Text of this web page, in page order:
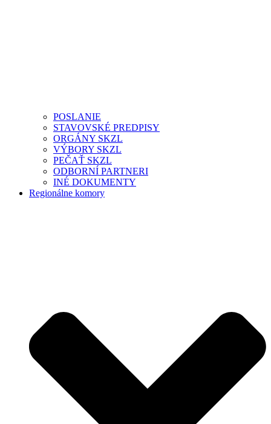
POSLANIE
STAVOVSKÉ PREDPISY
ORGÁNY SKZL
VÝBORY SKZL
PEČAŤ SKZL
ODBORNÍ PARTNERI
INÉ DOKUMENTY
Regionálne komory